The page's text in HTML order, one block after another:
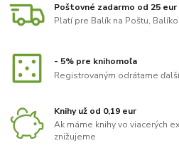
Poštovné zadarmo od 25 eur
Platí pre Balík na Poštu,
- 5% pre knihomoľa
Registrovaným odrátame
Knihy už od 0,19 eur
Ak máme knihy vo viacerých
znižujeme